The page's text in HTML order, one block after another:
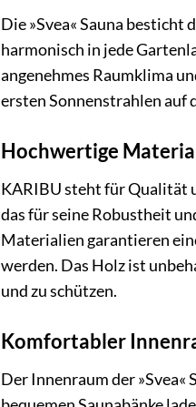
Die »Svea« Sauna besticht
harmonisch in jede
angenehmes Raumklima
ersten Sonnenstrahlen auf
Hochwertige
KARIBU steht für Qualität
das für seine Robustheit
Materialien garantieren
werden. Das Holz ist
und zu schützen.
Komfortabler
Der Innenraum der